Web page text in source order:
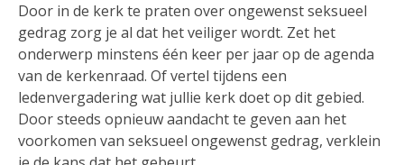
Door in de kerk te praten over ongewenst seksueel
gedrag zorg je al dat het veiliger wordt. Zet het
onderwerp minstens één keer per jaar op de agenda
van de kerkenraad. Of vertel tijdens een
ledenvergadering wat jullie kerk doet op dit gebied.
Door steeds opnieuw aandacht te geven aan het
voorkomen van seksueel ongewenst gedrag, verklein